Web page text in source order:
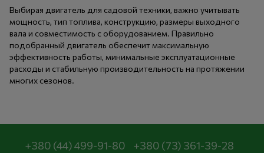
Выбирая двигатель для садовой техники, важно учитывать
мощность, тип топлива, конструкцию, размеры выходного
вала и совместимость с оборудованием. Правильно
подобранный двигатель обеспечит максимальную
эффективность работы, минимальные эксплуатационные
расходы и стабильную производительность на протяжении
многих сезонов.
+380 (44) 499-91-80
+380 (73) 361-39-28